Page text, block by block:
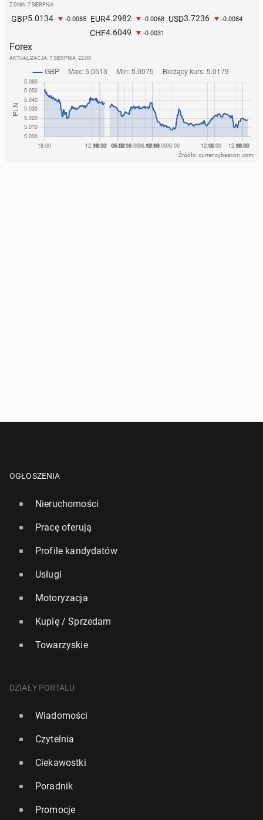
Z DNIA: 7 SIERPNIA
GBP5.0134 -0.0085 EUR4.2982 -0.0068 USD3.7236 -0.0084
CHF4.6049 -0.0031
Forex
AKTUALIZACJA: 7 SIERPNIA, 22:00
Źródło: currencybeacon.com
OGŁOSZENIA
Nieruchomości
Pracę oferują
Profile kandydatów
Usługi
Motoryzacja
Kupię / Sprzedam
Towarzyskie
DZIAŁY PORTALU
Wiadomości
Czytelnia
Ciekawostki
Poradnik
Promocje